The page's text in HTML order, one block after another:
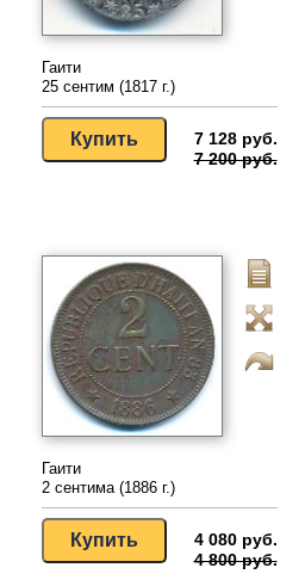
Гаити
25 сентим (1817 г.)
7 128 руб.
7 200 руб.
Гаити
2 сентима (1886 г.)
4 080 руб.
4 800 руб.